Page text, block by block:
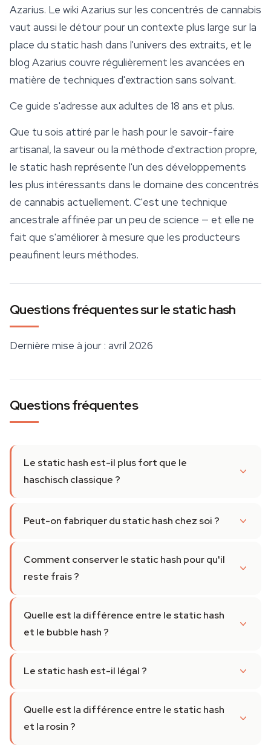
Azarius. Le wiki Azarius sur les concentrés de cannabis
vaut aussi le détour pour un contexte plus large sur la
place du static hash dans l'univers des extraits, et le
blog Azarius couvre régulièrement les avancées en
matière de techniques d'extraction sans solvant.
Ce guide s'adresse aux adultes de 18 ans et plus.
Que tu sois attiré par le hash pour le savoir-faire
artisanal, la saveur ou la méthode d'extraction propre,
le static hash représente l'un des développements
les plus intéressants dans le domaine des concentrés
de cannabis actuellement. C'est une technique
ancestrale affinée par un peu de science — et elle ne
fait que s'améliorer à mesure que les producteurs
peaufinent leurs méthodes.
Questions fréquentes sur le static hash
Dernière mise à jour : avril 2026
Questions fréquentes
Le static hash est-il plus fort que le
haschisch classique ?
Peut-on fabriquer du static hash chez soi ?
Comment conserver le static hash pour qu'il
reste frais ?
Quelle est la différence entre le static hash
et le bubble hash ?
Le static hash est-il légal ?
Quelle est la différence entre le static hash
et la rosin ?